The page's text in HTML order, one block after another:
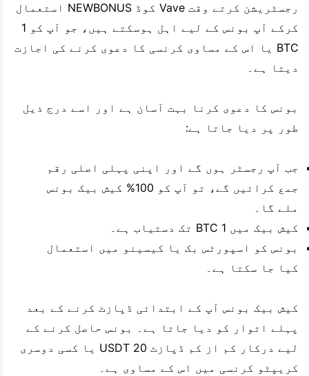
رجسٹریشن کرتے وقت Vave کوڈ NEWBONUS استعمال
کرکے آپ بونس کے لیے اہل ہوسکتے ہیں، جو آپ کو 1
BTC یا اس کے مساوی کرنسی کا دعوی کرنے کی اجازت
دیتا ہے۔
بونس کا دعوی کرنا بہت آسان ہے اور اسے درج ذیل
طور پر دیا جاتا ہے:
جب آپ رجسٹر ہوں گے اور اپنی پہلی اصلی رقم
جمع کرائیں گے، تو آپ کو 100% کیش بیک بونس
ملے گا۔
کیش بیک میں 1 BTC تک دستیاب ہے۔
بونس کو اسپورٹس بک یا کیسینو میں استعمال
کیا جا سکتا ہے۔
کیش بیک بونس آپ کے ابتدائی ڈپازٹ کرنے کے بعد
پہلے اتوار کو دیا جاتا ہے۔ بونس حاصل کرنے کے
لیے درکار کم از کم ڈپازٹ 20 USDT یا کسی دوسری
کریپٹو کرنسی میں اس کے مساوی ہے۔